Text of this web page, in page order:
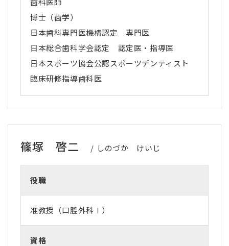
博士（歯学）
日本歯科専門医機構認定 専門医
日本総合歯科学会認定 認定医・指導医
日本スポーツ協会公認スポーツデンティスト
臨床研修指導歯科医
篠塚 啓二 しのづか けいじ
役職
准教授（口腔外科Ⅰ）
資格